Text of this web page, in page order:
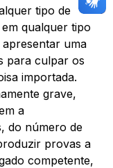
tipo de
qualquer tipo
apresentar uma
para culpar os
importada.
grave,
a
do número de
provas a
competente,